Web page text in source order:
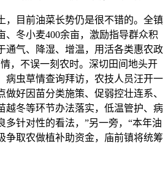
目前油菜长势仍是很不错的。全镇
、冬小麦400余亩，激励指导群众积
通气、降湿、增温，用活各类惠农政
，不误一刻农时。深切田间地头开
病虫草情查询拜访，农技人员汪开一
好因苗分类施策、促弱控壮连系、
越冬等环节办法落实，低温管护、病
多针对性的看法，”另一旁，“本年油
争取农做植补助资金，庙前镇将统筹